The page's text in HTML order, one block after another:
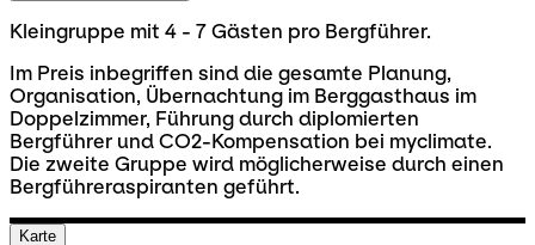
Kleingruppe mit 4 - 7 Gästen pro Bergführer.
Im Preis inbegriffen sind die gesamte Planung,
Organisation, Übernachtung im Berggasthaus im
Doppelzimmer, Führung durch diplomierten
Bergführer und CO2-Kompensation bei myclimate.
Die zweite Gruppe wird möglicherweise durch einen
Bergführeraspiranten geführt.
Karte